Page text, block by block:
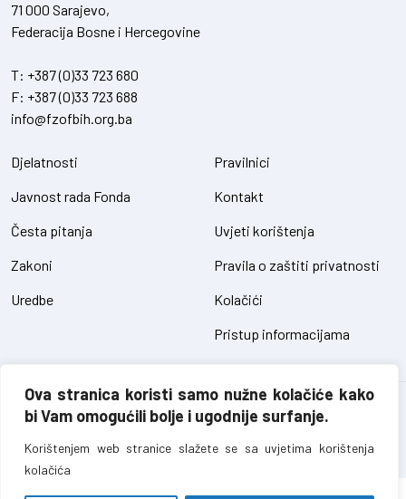
Ova stranica koristi samo nužne kolačiće kako
bi Vam omogućili bolje i ugodnije surfanje.
Korištenjem web stranice slažete se sa uvjetima korištenja
kolačića
71 000 Sarajevo,
Federacija Bosne i Hercegovine
T: +387 (0)33 723 680
F: +387 (0)33 723 688
info@fzofbih.org.ba
Djelatnosti
Javnost rada Fonda
Česta pitanja
Zakoni
Uredbe
Pravilnici
Kontakt
Uvjeti korištenja
Pravila o zaštiti privatnosti
Kolačići
Pristup informacijama
Fond za zaštitu okoliša FBiH – sva prava pridržana // design and
developmentSIK